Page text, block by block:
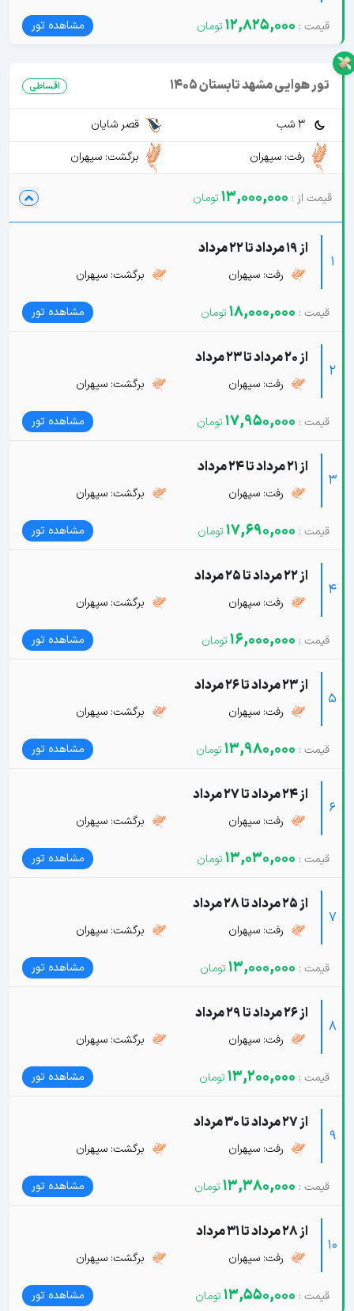
12,825,000 مشاهده تور
تور هوایی مشهد تابستان 1405 اقساطی
3 شب
قصر شایان
رفت: سپهران
برگشت: سپهران
13,000,000
1
از 19 مرداد تا 22 مرداد
رفت: سپهران برگشت: سپهران
18,000,000 مشاهده تور
2
از 20 مرداد تا 23 مرداد
رفت: سپهران برگشت: سپهران
17,950,000 مشاهده تور
3
از 21 مرداد تا 24 مرداد
رفت: سپهران برگشت: سپهران
17,690,000 مشاهده تور
4
از 22 مرداد تا 25 مرداد
رفت: سپهران برگشت: سپهران
16,000,000 مشاهده تور
5
از 23 مرداد تا 26 مرداد
رفت: سپهران برگشت: سپهران
13,980,000 مشاهده تور
6
از 24 مرداد تا 27 مرداد
رفت: سپهران برگشت: سپهران
13,030,000 مشاهده تور
7
از 25 مرداد تا 28 مرداد
رفت: سپهران برگشت: سپهران
13,000,000 مشاهده تور
8
از 26 مرداد تا 29 مرداد
رفت: سپهران برگشت: سپهران
13,200,000 مشاهده تور
9
از 27 مرداد تا 30 مرداد
رفت: سپهران برگشت: سپهران
13,380,000 مشاهده تور
10
از 28 مرداد تا 31 مرداد
رفت: سپهران برگشت: سپهران
13,550,000 مشاهده تور